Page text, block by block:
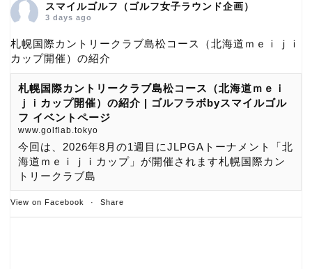
スマイルゴルフ（ゴルフ女子ラウンド企画）
3 days ago
札幌国際カントリークラブ島松コース（北海道ｍｅｉｊｉ
カップ開催）の紹介
札幌国際カントリークラブ島松コース（北海道ｍｅｉ
ｊｉカップ開催）の紹介 | ゴルフラボbyスマイルゴル
フ イベントページ
www.golflab.tokyo
今回は、2026年8月の1週目にJLPGAトーナメント「北
海道ｍｅｉｊｉカップ」が開催されます札幌国際カン
トリークラブ島
View on Facebook · Share